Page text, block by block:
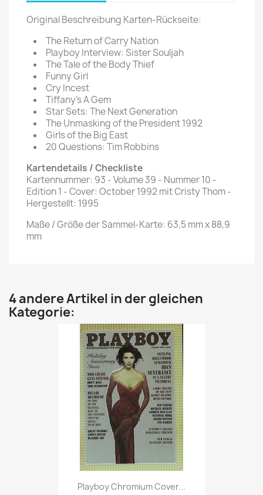
Original Beschreibung Karten-Rückseite:
The Return of Carry Nation
Playboy Interview: Sister Souljah
The Tale of the Body Thief
Funny Girl
Cry Incest
Tiffany’s A Gem
Star Sets: The Next Generation
The Unmasking of the President 1992
Girls of the Big East
20 Questions: Tim Robbins
Kartendetails / Checkliste
Kartennummer: 93 - Volume 39 - Nummer 10 -
Edition 1 - Cover: October 1992 mit Cristy Thom -
Hergestellt: 1995
Maße / Größe der Sammel-Karte: 63,5 mm x 88,9
mm
4 andere Artikel in der gleichen
Kategorie:
Vorschau
Playboy Chromium Cover...